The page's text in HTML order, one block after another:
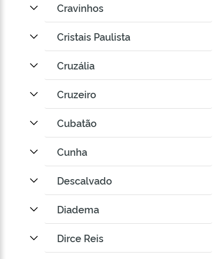
Cravinhos
Cristais Paulista
Cruzália
Cruzeiro
Cubatão
Cunha
Descalvado
Diadema
Dirce Reis